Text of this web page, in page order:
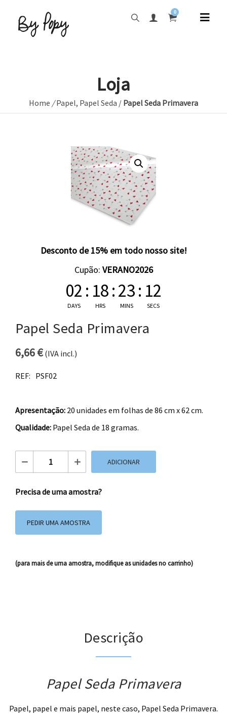
0
Loja
Home /Papel, Papel Seda / Papel Seda Primavera
Desconto de 15% em todo nosso site!
Cupão: VERANO2026
02
DAYS
: 18
HRS
:23
MINS
: 11
SECS
Papel Seda Primavera
6,66€(IVA incl.)
REF: PSF02
Apresentação: 20 unidades em folhas de 86 cm x 62 cm.
Qualidade: Papel Seda de 18 gramas.
Quantidade de Papel Seda Primavera
ADICIONAR
Precisa de uma amostra?
PEDIR UMA AMOSTRA
(para mais de uma amostra, modifique as unidades no carrinho)
Descrição
Papel Seda Primavera
Papel, papel e mais papel, neste caso, Papel Seda Primavera.